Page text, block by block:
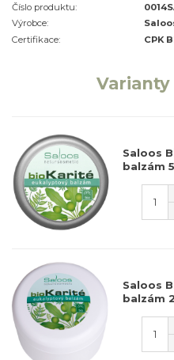
Číslo produktu:
Výrobce:
Certifikace:
CPK
Saloos
balzám
Saloos
balzám